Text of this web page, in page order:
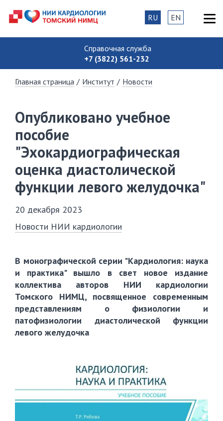
Справочная служба
+7 (3822) 561-232
RU EN
Главная страница / Институт / Новости
Опубликовано учебное
пособие
"Эхокардиографическая
оценка диастолической
функции левого желудочка"
20 декабря 2023
Новости НИИ кардиологии
В монографической серии "Кардиология: наука
и практика" вышло в свет новое издание
коллектива авторов НИИ кардиологии
Томского НИМЦ, посвященное современным
представлениям о физиологии и
патофизиологии диастолической функции
левого желудочка